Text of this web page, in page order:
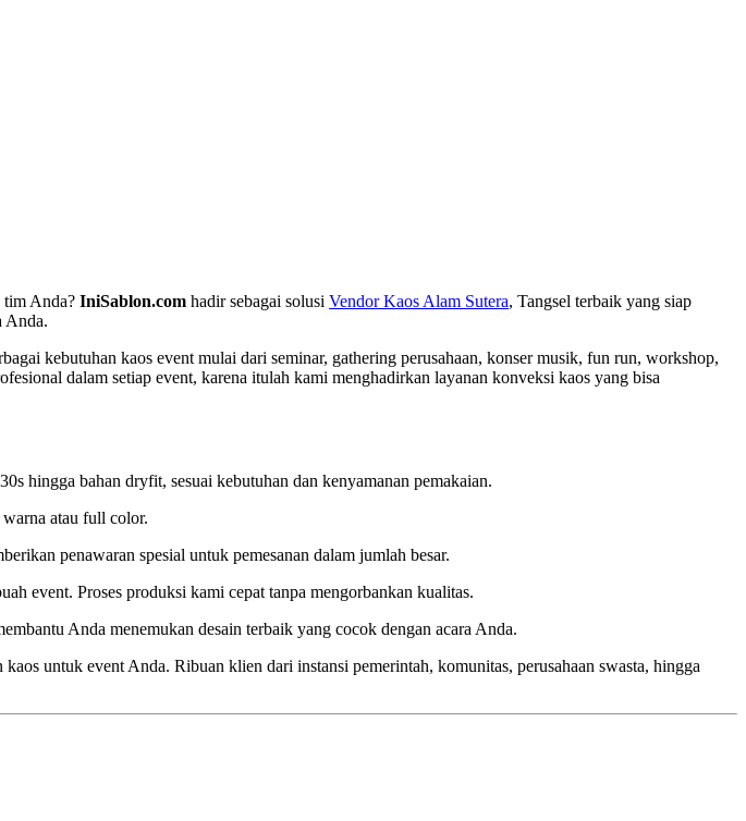
tim Anda? IniSablon.com hadir sebagai solusi Vendor Kaos Alam Sutera, Tangsel terbaik yang siap
Anda.
kebutuhan kaos event mulai dari seminar, gathering perusahaan, konser musik, fun run, workshop,
dalam setiap event, karena itulah kami menghadirkan layanan konveksi kaos yang bisa
hingga bahan dryfit, sesuai kebutuhan dan kenyamanan pemakaian.
warna atau full color.
penawaran spesial untuk pemesanan dalam jumlah besar.
event. Proses produksi kami cepat tanpa mengorbankan kualitas.
Anda menemukan desain terbaik yang cocok dengan acara Anda.
untuk event Anda. Ribuan klien dari instansi pemerintah, komunitas, perusahaan swasta, hingga